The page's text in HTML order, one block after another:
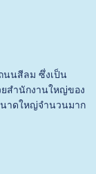
นนสีลม ซึ่งเป็น
ยสำนักงานใหญ่ของ
าดใหญ่จำนวนมาก